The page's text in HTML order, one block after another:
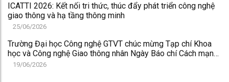
ICATTI 2026: Kết nối tri thức, thúc đẩy phát triển công nghệ
giao thông và hạ tầng thông minh
25/06/2026
Trường Đại học Công nghệ GTVT chúc mừng Tạp chí Khoa
học và Công nghệ Giao thông nhân Ngày Báo chí Cách mạng
Việt Nam 21/6
19/06/2026